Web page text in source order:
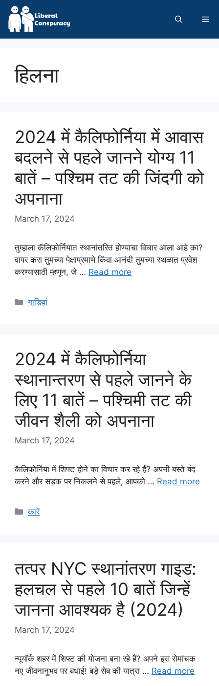
Skip
content
हिलना
2024 में कैलिफोर्निया में आवास
बदलने से पहले जानने योग्य 11
बातें – पश्चिम तट की जिंदगी को
अपनाना
March 17, 2024
तुम्हाला कॅलिफोर्नियात स्थानांतरित होण्याचा विचार आला आहे का?
वापर करा तुमच्या पेक्षाप्रमाणे किंवा आनंदी तुमच्या स्थळात प्रवेश
करण्यासाठी म्हणून, जे … Read more
Categories
गाड़ियां
2024 में कैलिफोर्निया
स्थानान्तरण से पहले जानने के
लिए 11 बातें – पश्चिमी तट की
जीवन शैली को अपनाना
March 17, 2024
कैलिफोर्निया में शिफ्ट होने का विचार कर रहे हैं? अपनी बस्ते बंद
करने और सड़क पर निकलने से पहले, आपको … Read more
Categories
कारें
तत्पर NYC स्थानांतरण गाइड:
हलचल से पहले 10 बातें जिन्हें
जानना आवश्यक है (2024)
March 17, 2024
न्यूयॉर्क शहर में शिफ्ट की योजना बना रहे हैं? अपने इस रोमांचक
नए जीवनानुभव पर बधाई! बड़े सेब की यात्रा … Read more